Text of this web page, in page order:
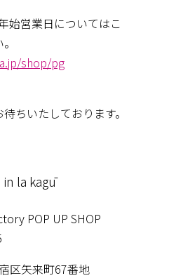
始営業日についてはこ
shop/pg
ちいたしております。
in la kagū
POP UP SHOP
区矢来町67番地